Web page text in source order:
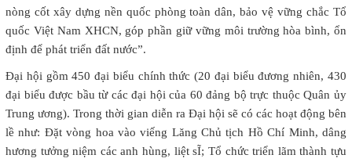
nòng cốt xây dựng nền quốc phòng toàn dân, bảo vệ vững chắc Tổ
quốc Việt Nam XHCN, góp phần giữ vững môi trường hòa bình, ổn
định để phát triển đất nước”.
Đại hội gồm 450 đại biểu chính thức (20 đại biểu đương nhiên, 430
đại biểu được bầu từ các đại hội của 60 đảng bộ trực thuộc Quân ủy
Trung ương). Trong thời gian diễn ra Đại hội sẽ có các hoạt động bên
lề như: Đặt vòng hoa vào viếng Lăng Chủ tịch Hồ Chí Minh, dâng
hương tưởng niệm các anh hùng, liệt sĨ; Tổ chức triển lãm thành tựu